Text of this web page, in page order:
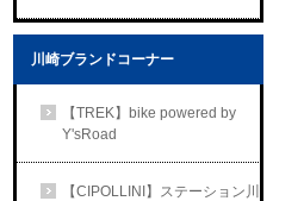
川崎ブランドコーナー
【TREK】bike powered by
Y'sRoad
【CIPOLLINI】ステーション川